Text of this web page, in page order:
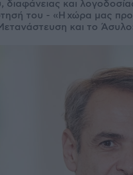
διαφάνειας και
του - «Η χώρα μας
και το